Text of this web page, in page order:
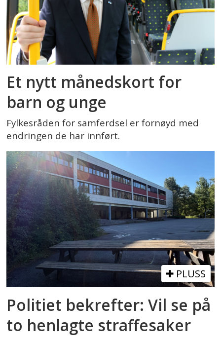
Et nytt månedskort for
barn og unge
Fylkesråden for samferdsel er fornøyd med
endringen de har innført.
PLUSS
Politiet bekrefter: Vil se på
to henlagte straffesaker